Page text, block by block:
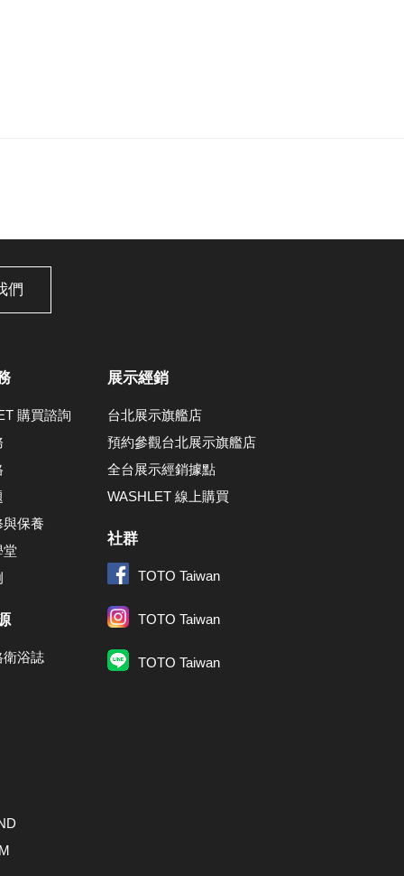
們
購買諮詢
保養
堂
衛浴誌
展示經銷
台北展示旗艦店
預約參觀台北展示旗艦店
全台展示經銷據點
WASHLET 線上購買
社群
TOTO Taiwan
TOTO Taiwan
TOTO Taiwan